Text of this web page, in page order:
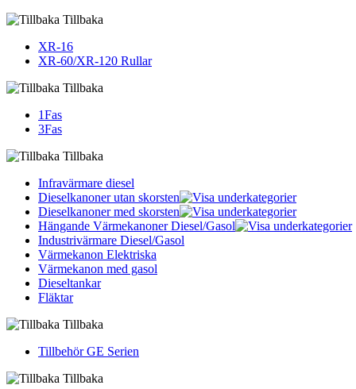
Tillbaka
XR-16
XR-60/XR-120 Rullar
Tillbaka
1Fas
3Fas
Tillbaka
Infravärmare diesel
Dieselkanoner utan skorsten
Dieselkanoner med skorsten
Hängande Värmekanoner Diesel/Gasol
Industrivärmare Diesel/Gasol
Värmekanon Elektriska
Värmekanon med gasol
Dieseltankar
Fläktar
Tillbaka
Tillbehör GE Serien
Tillbaka